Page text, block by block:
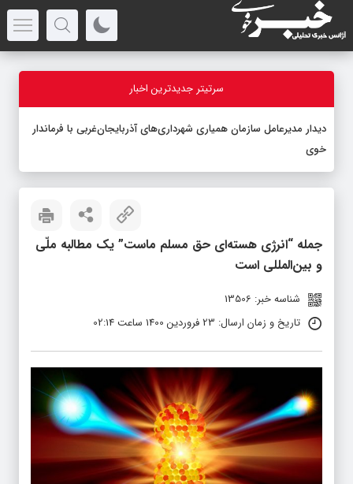
سرتیتر جدیدترین اخبار
دیدار مدیرعامل سازمان همیاری شهرداری‌های آذربایجان‌غربی با فرماندار
خوی
جمله “انرژی هسته‌ای حق مسلم ماست” یک مطالبه‌ ملّی
و بین‌المللی است
شناسه خبر: 13506
تاریخ و زمان ارسال: 23 فروردین 1400 ساعت 02:14